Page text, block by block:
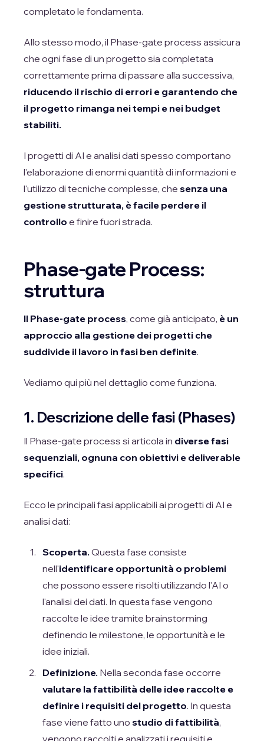
completato le fondamenta.
Allo stesso modo, il Phase-gate process assicura
che ogni fase di un progetto sia completata
correttamente prima di passare alla successiva,
riducendo il rischio di errori e garantendo che
il progetto rimanga nei tempi e nei budget
stabiliti.
I progetti di AI e analisi dati spesso comportano
l'elaborazione di enormi quantità di informazioni e
l'utilizzo di tecniche complesse, che senza una
gestione strutturata, è facile perdere il
controllo e finire fuori strada.
Phase-gate Process:
struttura
Il Phase-gate process, come già anticipato, è un
approccio alla gestione dei progetti che
suddivide il lavoro in fasi ben definite.
Vediamo qui più nel dettaglio come funziona.
1. Descrizione delle fasi (Phases)
Il Phase-gate process si articola in diverse fasi
sequenziali, ognuna con obiettivi e deliverable
specifici.
Ecco le principali fasi applicabili ai progetti di AI e
analisi dati:
Scoperta. Questa fase consiste
nell'identificare opportunità o problemi
che possono essere risolti utilizzando l'AI o
l'analisi dei dati. In questa fase vengono
raccolte le idee tramite brainstorming
definendo le milestone, le opportunità e le
idee iniziali.
Definizione. Nella seconda fase occorre
valutare la fattibilità delle idee raccolte e
definire i requisiti del progetto. In questa
fase viene fatto uno studio di fattibilità,